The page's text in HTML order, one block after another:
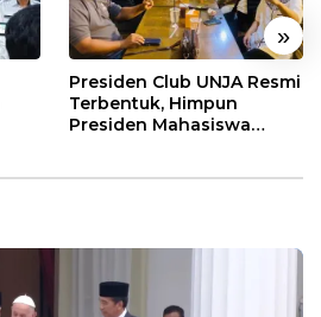
»
Presiden Club UNJA Resmi
Terbentuk, Himpun
Presiden Mahasiswa